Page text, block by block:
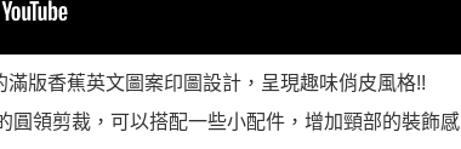
滿版香蕉英文圖案印圖設計，呈現趣味俏皮風格!!
圓領剪裁，可以搭配一些小配件，增加頸部的裝飾感